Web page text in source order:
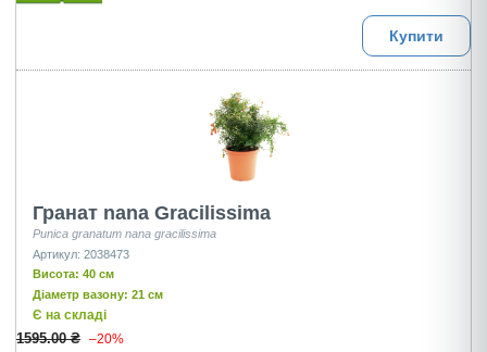
Купити
Гранат nana Gracilissima
Punica granatum nana gracilissima
Артикул: 2038473
Висота: 40 см
Діаметр вазону: 21 см
Є на складі
1595.00 ₴ –20%